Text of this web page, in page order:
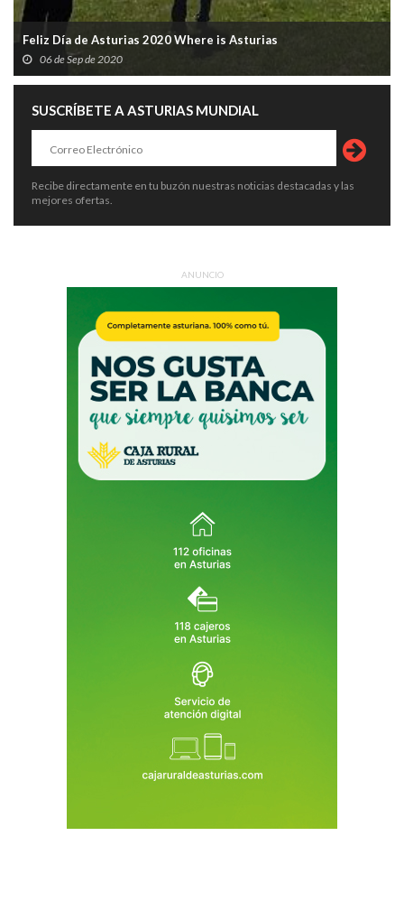
Feliz Día de Asturias 2020 Where is Asturias
06 de Sep de 2020
SUSCRÍBETE A ASTURIAS MUNDIAL
Recibe directamente en tu buzón nuestras noticias destacadas y las
mejores ofertas.
ANUNCIO